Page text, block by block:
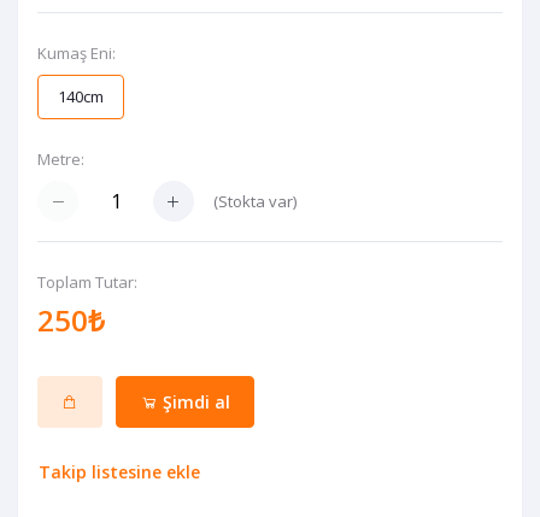
Kumaş Eni:
140cm
Metre:
(Stokta var)
Toplam Tutar:
250₺
Şimdi al
Takip listesine ekle